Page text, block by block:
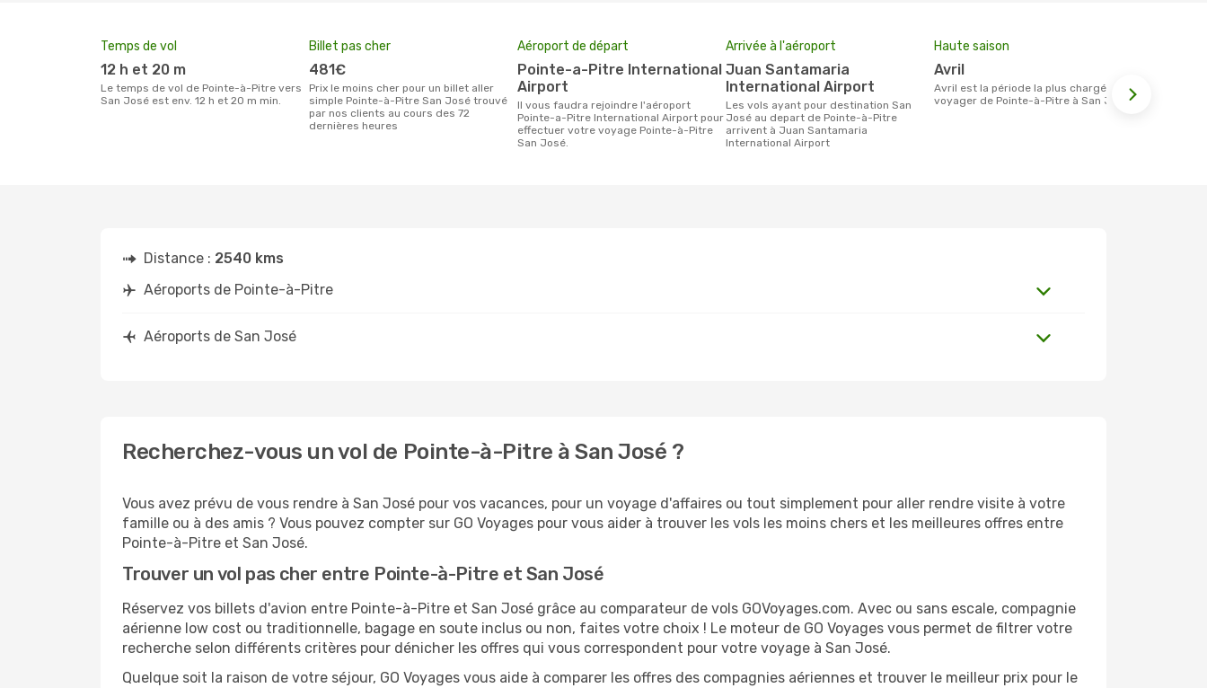
Temps de vol
12 h et 20 m
Le temps de vol de Pointe-à-Pitre vers
San José est env. 12 h et 20 m min.
Billet pas cher
481€
Prix le moins cher pour un billet aller
simple Pointe-à-Pitre San José trouvé
par nos clients au cours des 72
dernières heures
Aéroport de départ
Pointe-a-Pitre International
Airport
Il vous faudra rejoindre l'aéroport
Pointe-a-Pitre International Airport pour
effectuer votre voyage Pointe-à-Pitre
San José.
Arrivée à l'aéroport
Juan Santamaria
International Airport
Les vols ayant pour destination San
José au depart de Pointe-à-Pitre
arrivent à Juan Santamaria
International Airport
Haute saison
avril
avril est la période la plus chargée pour
voyager de Pointe-à-Pitre à San José.
Distance : 2540 kms
Aéroports de Pointe-à-Pitre
Aéroports de San José
Recherchez-vous un vol de Pointe-à-Pitre à San José ?
Vous avez prévu de vous rendre à San José pour vos vacances, pour un voyage d'affaires ou tout simplement pour aller rendre visite à votre
famille ou à des amis ? Vous pouvez compter sur GO Voyages pour vous aider à trouver les vols les moins chers et les meilleures offres entre
Pointe-à-Pitre et San José.
Trouver un vol pas cher entre Pointe-à-Pitre et San José
Réservez vos billets d'avion entre Pointe-à-Pitre et San José grâce au comparateur de vols GOVoyages.com. Avec ou sans escale, compagnie
aérienne low cost ou traditionnelle, bagage en soute inclus ou non, faites votre choix ! Le moteur de GO Voyages vous permet de filtrer votre
recherche selon différents critères pour dénicher les offres qui vous correspondent pour votre voyage à San José.
Quelque soit la raison de votre séjour, GO Voyages vous aide à comparer les offres des compagnies aériennes et trouver le meilleur prix pour le